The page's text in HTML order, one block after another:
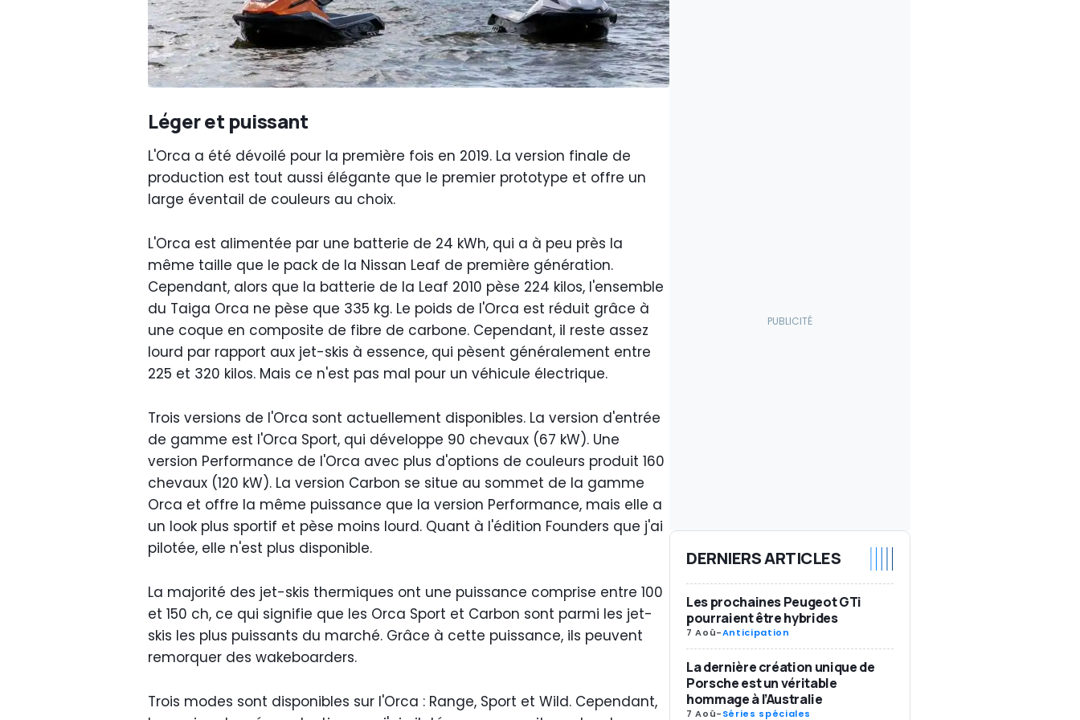
Léger et puissant
L'Orca a été dévoilé pour la première fois en 2019. La version finale de
production est tout aussi élégante que le premier prototype et offre un
large éventail de couleurs au choix.
L'Orca est alimentée par une batterie de 24 kWh, qui a à peu près la
même taille que le pack de la Nissan Leaf de première génération.
Cependant, alors que la batterie de la Leaf 2010 pèse 224 kilos, l'ensemble
du Taiga Orca ne pèse que 335 kg. Le poids de l'Orca est réduit grâce à
une coque en composite de fibre de carbone. Cependant, il reste assez
lourd par rapport aux jet-skis à essence, qui pèsent généralement entre
225 et 320 kilos. Mais ce n'est pas mal pour un véhicule électrique.
Trois versions de l'Orca sont actuellement disponibles. La version d'entrée
de gamme est l'Orca Sport, qui développe 90 chevaux (67 kW). Une
version Performance de l'Orca avec plus d'options de couleurs produit 160
chevaux (120 kW). La version Carbon se situe au sommet de la gamme
Orca et offre la même puissance que la version Performance, mais elle a
un look plus sportif et pèse moins lourd. Quant à l'édition Founders que j'ai
pilotée, elle n'est plus disponible.
La majorité des jet-skis thermiques ont une puissance comprise entre 100
et 150 ch, ce qui signifie que les Orca Sport et Carbon sont parmi les jet-
skis les plus puissants du marché. Grâce à cette puissance, ils peuvent
remorquer des wakeboarders.
Trois modes sont disponibles sur l'Orca : Range, Sport et Wild. Cependant,
DERNIERS ARTICLES
Les prochaines Peugeot GTi
pourraient être hybrides
7 Aoû-Anticipation
La dernière création unique de
Porsche est un véritable
hommage à l’Australie
7 Aoû-Séries spéciales